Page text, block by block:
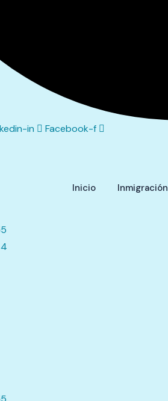
in Facebook-f
Inicio Inmigración